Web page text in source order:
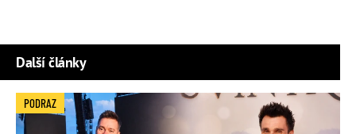
Další články
PODRAZ